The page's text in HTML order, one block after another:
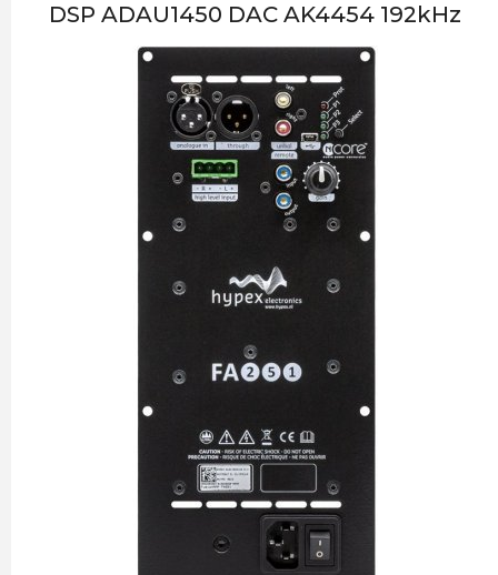
DSP ADAU1450 DAC AK4454 192kHz